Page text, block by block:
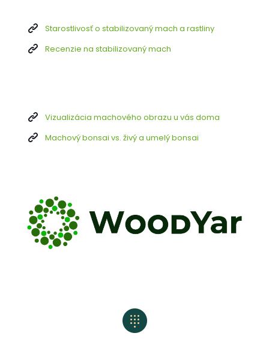
Starostlivosť o stabilizovaný mach a rastliny
Recenzie na stabilizovaný mach
Vizualizácia machového obrazu u vás doma
Machový bonsai vs. živý a umelý bonsai